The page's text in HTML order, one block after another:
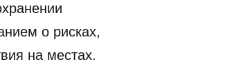
о рисках,
на местах.